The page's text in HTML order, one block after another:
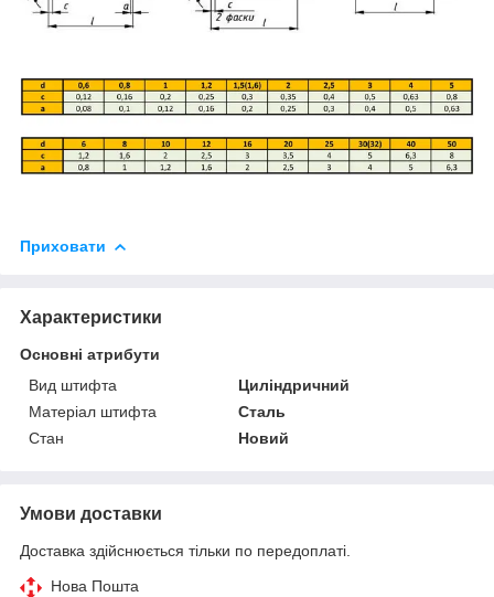
Приховати
Характеристики
Основні атрибути
Вид штифта
Циліндричний
Матеріал штифта
Сталь
Стан
Новий
Умови доставки
Доставка здійснюється тільки по передоплаті.
Нова Пошта